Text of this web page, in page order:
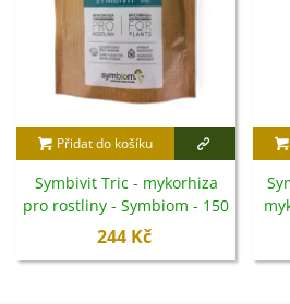
Přidat do košíku
Symbivit Tric - mykorhiza
pro rostliny - Symbiom - 150
g
244 Kč